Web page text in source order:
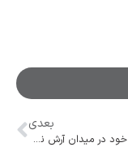
بعدی
ایران از سهم خود در میدان آرش نمی‌گذرد